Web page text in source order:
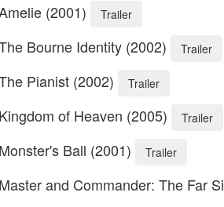
(2001) Trailer
Bourne Identity (2002) Trailer
Pianist (2002) Trailer
of Heaven (2005) Trailer
Ball (2001) Trailer
and Commander: The Far